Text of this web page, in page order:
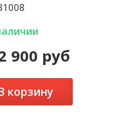
900 руб
корзину